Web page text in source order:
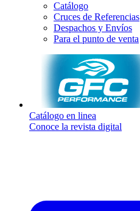
Catálogo
Cruces de Referencias
Despachos y Envíos
Para el punto de venta
Catálogo en linea
Conoce la revista digital